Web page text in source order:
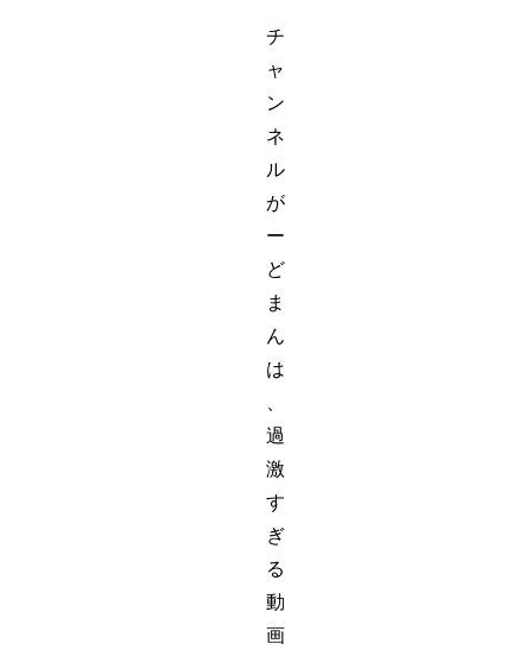
チ
ャ
ン
ネ
ル
が
ー
ど
ま
ん
は
過
激
す
ぎ
る
動
画